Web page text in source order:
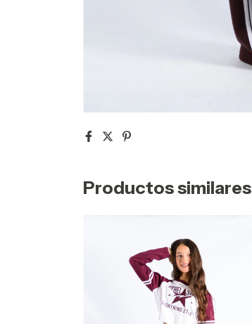
Productos similares